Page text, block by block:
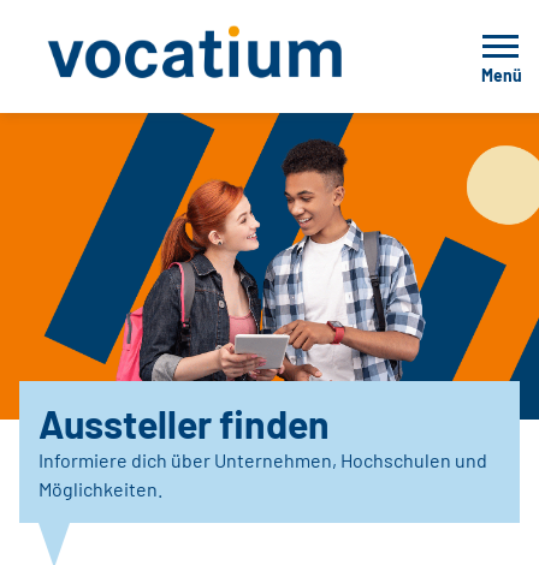
Menü
Aussteller finden
Informiere dich über Unternehmen, Hochschulen und
Möglichkeiten.